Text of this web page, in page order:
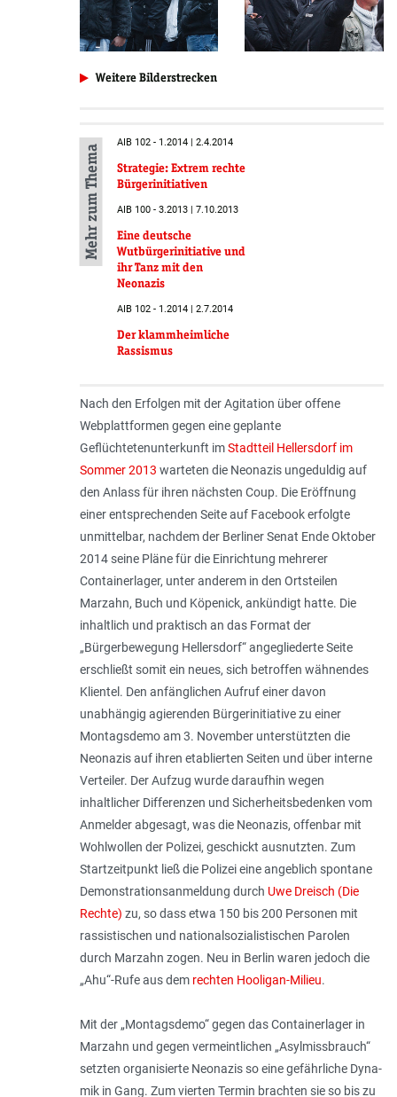
Weitere Bilderstrecken
Mehr zum Thema
AIB 102 - 1.2014 | 2.4.2014
Strategie: Extrem rechte
Bürgerinitiativen
AIB 100 - 3.2013 | 7.10.2013
Eine deutsche
Wutbürger­initiative und
ihr Tanz mit den
Neonazis
AIB 102 - 1.2014 | 2.7.2014
Der klammheimliche
Rassismus
Nach den Erfolgen mit der Agitation über offene
Webplattformen gegen eine geplante
Geflüchtetenunterkunft imStadtteil Hellersdorf im
Sommer 2013 warteten die Neonazis ungeduldig auf
den Anlass für ihren nächsten Coup. Die Eröffnung
einer entsprechenden Seite auf Facebook erfolgte
unmittelbar, nachdem der Berliner Senat Ende Oktober
2014 seine Pläne für die Einrichtung mehrerer
Containerlager, unter anderem in den Ortsteilen
Marzahn, Buch und Köpenick, ankündigt hatte. Die
inhaltlich und praktisch an das Format der
„Bürgerbewegung Hellersdorf“ angegliederte Seite
erschließt somit ein neues, sich betroffen wähnendes
Klientel. Den anfänglichen Aufruf einer davon
unabhängig agierenden Bürgerinitiative zu einer
Montagsdemo am 3. November unterstützten die
Neonazis auf ihren etablierten Seiten und über interne
Verteiler. Der Aufzug wurde daraufhin wegen
inhaltlicher Differenzen und Sicherheitsbedenken vom
Anmelder abgesagt, was die Neonazis, offenbar mit
Wohlwollen der Polizei, geschickt ausnutzten. Zum
Startzeitpunkt ließ die Polizei eine angeblich spontane
Demonstrationsanmeldung durch Uwe Dreisch (Die
Rechte) zu, so dass etwa 150 bis 200 Personen mit
rassistischen und nationalsozialistischen Parolen
durch Marzahn zogen. Neu in Berlin waren jedoch die
„Ahu“-Rufe aus dem rechten Hooligan-Milieu.
Mit der „Montagsdemo“ gegen das Containerlager in
Marzahn und gegen vermeintlichen „Asylmissbrauch“
setzten organisierte Neonazis so eine gefährliche Dyna­
mik in Gang. Zum vierten Termin brachten sie so bis zu